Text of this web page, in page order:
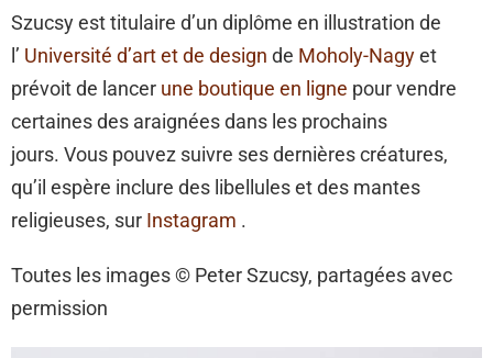
Szucsy est titulaire d’un diplôme en illustration de
l’ Université d’art et de design de Moholy-Nagyet
prévoit de lancer une boutique en ligne pour vendre
certaines des araignées dans les prochains
jours. Vous pouvez suivre ses dernières créatures,
qu’il espère inclure des libellules et des mantes
religieuses, sur Instagram .
Toutes les images © Peter Szucsy, partagées avec
permission